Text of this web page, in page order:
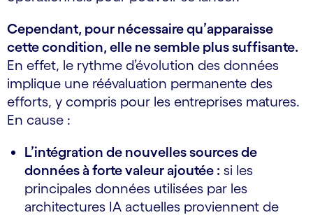
Cependant, pour nécessaire qu’apparaisse
cette condition, elle ne semble plus suffisante.
En effet, le rythme d’évolution des données
implique une réévaluation permanente des
efforts, y compris pour les entreprises matures.
En cause :
L’intégration de nouvelles sources de
données à forte valeur ajoutée : si les
principales données utilisées par les
architectures IA actuelles proviennent de